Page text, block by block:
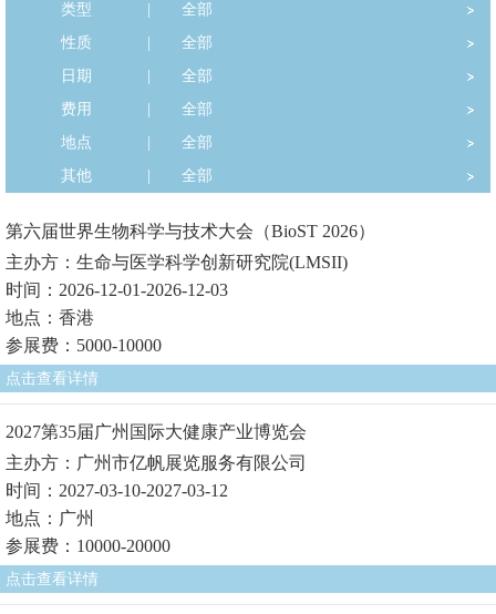
类型
全部
性质
全部
日期
全部
费用
全部
地点
全部
其他
全部
第六届世界生物科学与技术大会（BioST 2026）
主办方：生命与医学科学创新研究院(LMSII)
时间：2026-12-01-2026-12-03
地点：香港
参展费：5000-10000
点击查看详情
2027第35届广州国际大健康产业博览会
主办方：广州市亿帆展览服务有限公司
时间：2027-03-10-2027-03-12
地点：广州
参展费：10000-20000
点击查看详情